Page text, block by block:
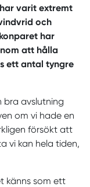
varit extremt
och
har
att hålla
ett antal tyngre
bra avslutning
om vi hade en
försökt att
vi kan hela tiden,
känns som ett